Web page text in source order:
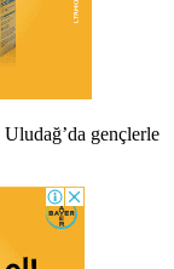
gençlerle